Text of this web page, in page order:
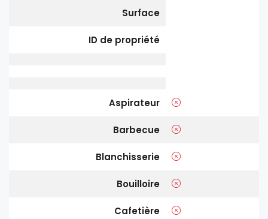
Surface
ID de propriété
Aspirateur
Barbecue
Blanchisserie
Bouilloire
Cafetière